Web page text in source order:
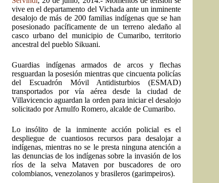
vive en el departamento del Vichada ante un inminente
desalojo de más de 200 familias indígenas que se han
posesionado pacíficamente de un terreno aledaño al
casco urbano del municipio de Cumaribo, territorio
ancestral del pueblo Sikuani.
Guardias indígenas armados de arcos y flechas
resguardan la posesión mientras que cincuenta policías
del Escuadrón Móvil Antidisturbios (ESMAD)
transportados por vía aérea desde la ciudad de
Villavicencio aguardan la orden para iniciar el desalojo
solicitado por Arnulfo Romero, alcalde de Cumaribo.
Lo insólito de la inminente acción policial es el
despliegue de cuantiosos recursos para desalojar a
indígenas, mientras no se le presta ninguna atención a
las denuncias de los indígenas sobre la invasión de los
ríos de la selva Mataven por buscadores de oro
colombianos, venezolanos y brasileros (garimpeiros).